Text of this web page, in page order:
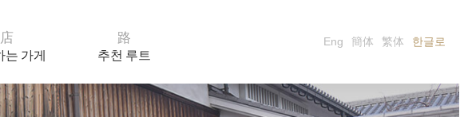
店
는 가게
路
추천 루트
Eng 簡体 繁体 한글로